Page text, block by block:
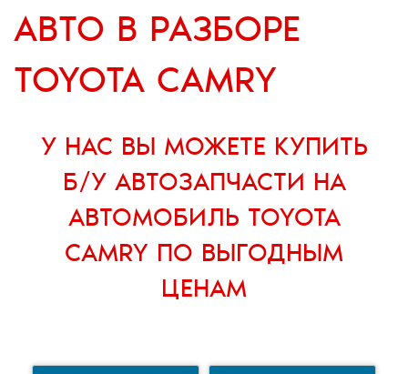
АВТО В РАЗБОРЕ
TOYOTA CAMRY
У НАС ВЫ МОЖЕТЕ КУПИТЬ
Б/У АВТОЗАПЧАСТИ НА
АВТОМОБИЛЬ TOYOTA
CAMRY ПО ВЫГОДНЫМ
ЦЕНАМ